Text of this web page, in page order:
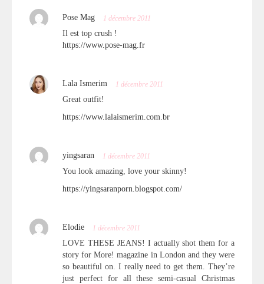
Pose Mag 1 décembre 2011
Il est top crush !
https://www.pose-mag.fr
Lala Ismerim 1 décembre 2011
Great outfit!
https://www.lalaismerim.com.br
yingsaran 1 décembre 2011
You look amazing, love your skinny!
https://yingsaranporn.blogspot.com/
Elodie 1 décembre 2011
LOVE THESE JEANS! I actually shot them for a
story for More! magazine in London and they were
so beautiful on. I really need to get them. They’re
just perfect for all these semi-casual Christmas